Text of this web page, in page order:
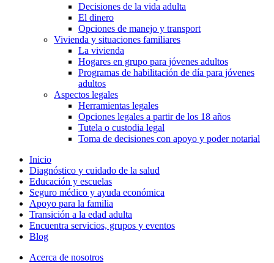
Decisiones de la vida adulta
El dinero
Opciones de manejo y transport
Vivienda y situaciones familiares
La vivienda
Hogares en grupo para jóvenes adultos
Programas de habilitación de día para jóvenes
adultos
Aspectos legales
Herramientas legales
Opciones legales a partir de los 18 años
Tutela o custodia legal
Toma de decisiones con apoyo y poder notarial
Inicio
Diagnóstico y cuidado de la salud
Educación y escuelas
Seguro médico y ayuda económica
Apoyo para la familia
Transición a la edad adulta
Encuentra servicios, grupos y eventos
Blog
Acerca de nosotros